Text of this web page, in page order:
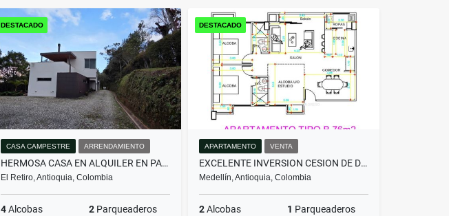
Venta
$600.000.000
Venta
$800.000.000
DESTACADO
CASA CAMPESTRE ARRENDAMIENTO
HERMOSA CASA EN ALQUILER EN PARCELACIÓN CAMPESTRE EN EL RETIRO
El Retiro, Antioquia, Colombia
4Alcobas 2 Parqueaderos
DESTACADO
APARTAMENTO VENTA
EXCELENTE INVERSION CESION DE DERECHOS ACABADO MODERNO -FLORESTA
Medellín, Antioquia, Colombia
2Alcobas 1 Parqueaderos